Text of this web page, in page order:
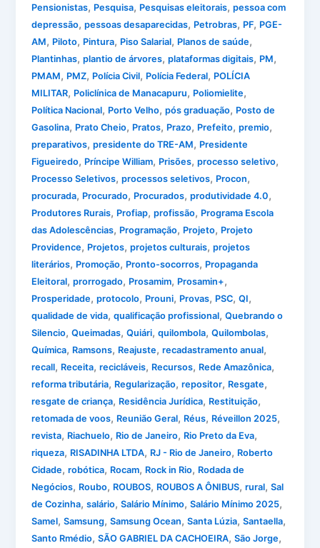
Pensionistas, Pesquisa, Pesquisas eleitorais,pessoa com
depressão,pessoas desaparecidas, Petrobras, PF, PGE-
AM, Piloto, Pintura, Piso Salarial, Planos de saúde,
Plantinhas,plantio de árvores,plataformas digitais, PM,
PMAM, PMZ, Polícia Civil, Polícia Federal, POLÍCIA
MILITAR, Policlínica de Manacapuru, Poliomielite,
Política Nacional, Porto Velho,pós graduação, Posto de
Gasolina, Prato Cheio, Pratos, Prazo, Prefeito,premio,
preparativos,presidente do TRE-AM, Presidente
Figueiredo, Príncipe William, Prisões,processo seletivo,
Processo Seletivos,processos seletivos, Procon,
procurada, Procurado, Procurados,produtividade 4.0,
Produtores Rurais, Profiap,profissão, Programa Escola
das Adolescências, Programação, Projeto, Projeto
Providence, Projetos,projetos culturais,projetos
literários, Promoção, Pronto-socorros, Propaganda
Eleitoral,prorrogado, Prosamim, Prosamin+,
Prosperidade,protocolo, Prouni, Provas, PSC,QI,
qualidade de vida,qualificação profissional,Quebrando o
Silencio,Queimadas,Quiári,quilombola,Quilombolas,
Química, Ramsons, Reajuste,recadastramento anual,
recall, Receita,recicláveis, Recursos, Rede Amazônica,
reforma tributária, Regularização,repositor, Resgate,
resgate de criança, Residência Jurídica, Restituição,
retomada de voos, Reunião Geral, Réus, Réveillon 2025,
revista, Riachuelo, Rio de Janeiro, Rio Preto da Eva,
riqueza, RISADINHA LTDA, RJ - Rio de Janeiro, Roberto
Cidade,robótica, Rocam, Rock in Rio, Rodada de
Negócios, Roubo, ROUBOS, ROUBOS A ÔNIBUS,rural,Sal
de Cozinha,salário,Salário Mínimo,Salário Mínimo 2025,
Samel,Samsung,Samsung Ocean,Santa Lúzia,Santaella,
Santo Rmédio,SÃO GABRIEL DA CACHOEIRA,São Jorge,